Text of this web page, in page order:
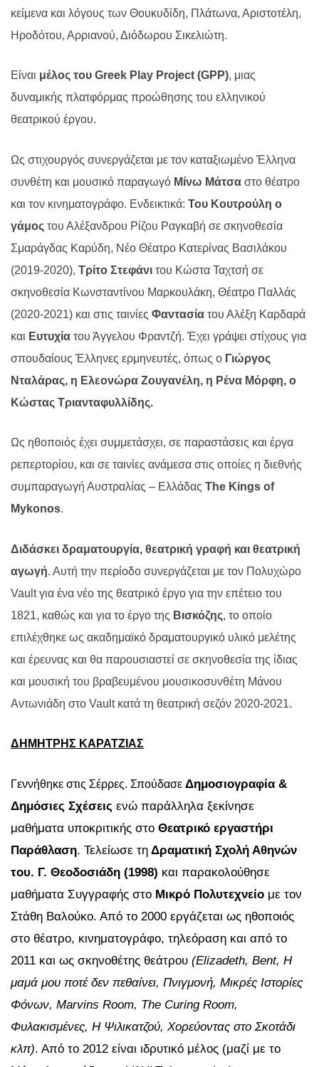
κείμενα και λόγους των Θουκυδίδη, Πλάτωνα, Αριστοτέλη,
Ηροδότου, Αρριανού, Διόδωρου Σικελιώτη.
Είναι μέλος του Greek Play Project (GPP), μιας
δυναμικής πλατφόρμας προώθησης του ελληνικού
θεατρικού έργου.
Ως στιχουργός συνεργάζεται με τον καταξιωμένο Έλληνα
συνθέτη και μουσικό παραγωγό Μίνω Μάτσα στο θέατρο
και τον κινηματογράφο. Ενδεικτικά: Του Κουτρούλη ο
γάμος του Αλέξανδρου Ρίζου Ραγκαβή σε σκηνοθεσία
Σμαράγδας Καρύδη, Νέο Θέατρο Κατερίνας Βασιλάκου
(2019-2020), Τρίτο Στεφάνι του Κώστα Ταχτσή σε
σκηνοθεσία Κωνσταντίνου Μαρκουλάκη, Θέατρο Παλλάς
(2020-2021) και στις ταινίες Φαντασία του Αλέξη Καρδαρά
και Ευτυχία του Άγγελου Φραντζή. Έχει γράψει στίχους για
σπουδαίους Έλληνες ερμηνευτές, όπως ο Γιώργος
Νταλάρας, η Ελεονώρα Ζουγανέλη, η Ρένα Μόρφη, ο
Κώστας Τριανταφυλλίδης.
Ως ηθοποιός έχει συμμετάσχει, σε παραστάσεις και έργα
ρεπερτορίου, και σε ταινίες ανάμεσα στις οποίες η διεθνής
συμπαραγωγή Αυστραλίας – Ελλάδας The Kings of
Mykonos.
Διδάσκει δραματουργία, θεατρική γραφή και θεατρική
αγωγή. Αυτή την περίοδο συνεργάζεται με τον Πολυχώρο
Vaultγια ένα νέο της θεατρικό έργο για την επέτειο του
1821, καθώς και για το έργο της Βισκόζης, το οποίο
επιλέχθηκε ως ακαδημαϊκό δραματουργικό υλικό μελέτης
και έρευνας και θα παρουσιαστεί σε σκηνοθεσία της ίδιας
και μουσική του βραβευμένου μουσικοσυνθέτη Μάνου
Αντωνιάδη στο Vaultκατά τη θεατρική σεζόν 2020-2021.
ΔΗΜΗΤΡΗΣ ΚΑΡΑΤΖΙΑΣ
Γεννήθηκε στις Σέρρες. Σπούδασε Δημοσιογραφία &
Δημόσιες Σχέσεις ενώ παράλληλα ξεκίνησε
μαθήματα υποκριτικής στο Θεατρικό εργαστήρι
Παράθλαση. Τελείωσε τη Δραματική Σχολή Αθηνών
του. Γ. Θεοδοσιάδη (1998) και παρακολούθησε
μαθήματα Συγγραφής στο Μικρό Πολυτεχνείο με τον
Στάθη Βαλούκο. Από το 2000 εργάζεται ως ηθοποιός
στο θέατρο, κινηματογράφο, τηλεόραση και από το
2011 και ως σκηνοθέτης θεάτρου (Elizadeth, Bent, H
μαμά μου πoτέ δεν πεθαίνει, Πνιγμονή, Μικρές Ιστορίες
Φόνων, Marvins Room, The Curing Room,
Φυλακισμένες, Η Ψιλικατζού, Χορεύοντας στο Σκοτάδι
κλπ). Από το 2012 είναι ιδρυτικό μέλος (μαζί με το